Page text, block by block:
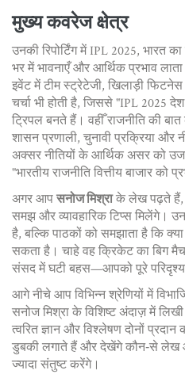
मुख्य कवरेज क्षेत्र
उनकी रिपोर्टिंग मेंIPL 2025, भारत
भर में भावनाएँ और आर्थिक प्रभाव
इवेंट में टीम स्ट्रेटेजी, खिलाड़ी
चर्चा भी होती है, जिससे "IPL 2025
ट्रिपल बनते हैं। वहीँ राजनीति की
शासन प्रणाली, चुनावी प्रक्रिया और
अक्सर नीतियों के आर्थिक असर को
"भारतीय राजनीति वित्तीय बाजार को
अगर आपसनोज मिश्राके लेख पढ़ते हैं,
समझ और व्यावहारिक टिप्स मिलेंगे।
है, बल्कि पाठकों को समझाता है कि
सकता है। चाहे वह क्रिकेट का बिग
संसद में घटी बहस—आपको पूरे परिदृश्य
आगे नीचे आप विभिन्न श्रेणियों में
सनोज मिश्रा के विशिष्ट अंदाज़ में
त्वरित ज्ञान और विश्लेषण दोनों
डुबकी लगाते हैं और देखेंगे कौन‑से
ज्यादा संतुष्ट करेंगे।